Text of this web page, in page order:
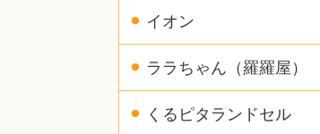
イオン
ララちゃん（羅羅屋）
くるピタランドセル